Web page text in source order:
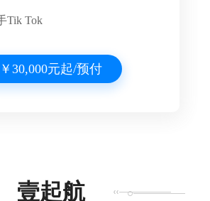
Tik Tok
￥30,000元起/预付
壹起航